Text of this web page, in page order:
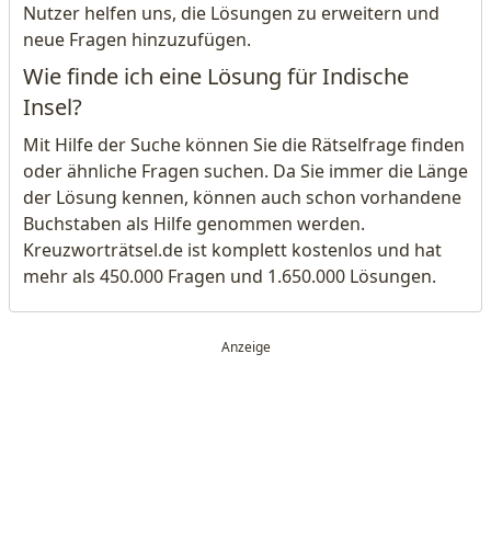
Nutzer helfen uns, die Lösungen zu erweitern und
neue Fragen hinzuzufügen.
Wie finde ich eine Lösung für Indische
Insel?
Mit Hilfe der Suche können Sie die Rätselfrage finden
oder ähnliche Fragen suchen. Da Sie immer die Länge
der Lösung kennen, können auch schon vorhandene
Buchstaben als Hilfe genommen werden.
Kreuzworträtsel.de ist komplett kostenlos und hat
mehr als 450.000 Fragen und 1.650.000 Lösungen.